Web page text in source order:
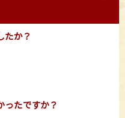
たか？
ったですか？